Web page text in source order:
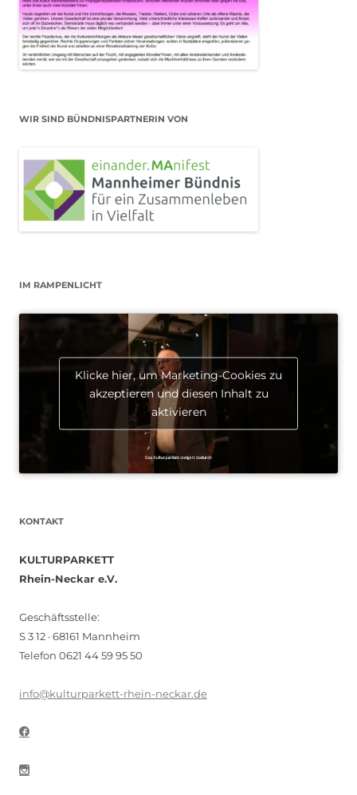
WIR SIND BÜNDNISPARTNERIN VON
IM RAMPENLICHT
Klicke hier, um Marketing-Cookies zu
akzeptieren und diesen Inhalt zu
aktivieren
KONTAKT
KULTURPARKETT
Rhein-Neckar e.V.
Geschäftsstelle:
S 3 12 · 68161 Mannheim
Telefon 0621 44 59 95 50
info@kulturparkett-rhein-neckar.de